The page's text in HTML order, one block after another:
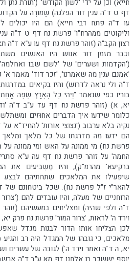
חייא) וכן על ידי 'לשוֹן הקוֹדש' ('תורת נתן
דף ט ד"ה ענין דור הפלגה) שֶׁמּוֹרָה על
עו ד"ה פתח רבי חייא) הם היו יכולים
וליקוטים ממהרח"ו' פרשת נח דף ט ד"ה
רצון הקב"ה (זוהר פרשת נח דף עו ע"א ד"ה
וכבר מזמן דור אנוֹש היו האנשים
('הקדמות ושערים' של 'לשם שבו
'אמנם ענין מה שאמרנו', 'זכר דוד' מאמר
ד"ה ולי נראה לדרוש) והיו בקיאים
בוריוֹ כפי שנאמר "וַיְהִי כָל הָאָרֶץ שָׂפָה
יא, א) (זוהר פרשת נח דף עד ע"ב ד"ה
כלומר שידעו איך הדברים אחוּזים
נקיה בלא ערבוב ('נצוצי אורות' להחיד"א
הם ידעו מה מדרגתו של כל מלאך ומלאך
פרשת נח) מי ממונה על האש ומי ממונה על
החמה' על זוהר פרשת נח דף עה ע"א
ברקיעא' מהרמ"ק), והיו מַשְׁבִּיעִים את
שיפעילו את המלאכים שתחתיהם לבצע
להאר"י ז"ל פרשת נח). שכל ביטחונם של
הרוחניים של מעלה, והיו עובדים להם
ד"ה ולפי שהיה) ומצליחים במעשיהם
וירד ה' לראות, 'צרור המור' פרשת נח פרק
לכן הצליחו אותו הדור לבנות מגדל
מלאכים, כי גובהו של המגדל היה רב
יא, ה ד"ה ואמר וירד ה') לגובה של עשרים